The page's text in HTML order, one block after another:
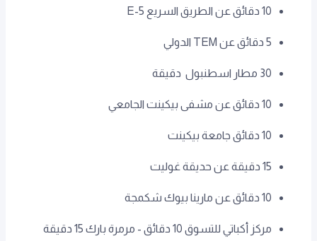
10 دقائق عن الطريق السريع E-5
5 دقائق عن TEM الدولي
30 مطار اسطنبول دقيقة
10 دقائق عن مشفى بيكينت الجامعي
10 دقائق جامعة بيكينت
15 دقيقة عن حديقة غوليت
10 دقائق عن مارينا بيوك شكمجة
مركز أكباتي للتسوق 10 دقائق - مرمرة بارك 15 دقيقة